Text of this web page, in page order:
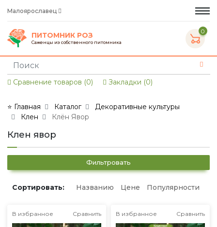
Малоярославец
ПИТОМНИК РОЗ
Саженцы из собственного питомника
0
Сравнение товаров (0) Закладки (0)
⭐ Главная Каталог
Декоративные культуры
Клен
Клён Явор
Клен явор
Фильтровать
Сортировать: Названию Цене Популярности
В избранное Сравнить В избранное Сравнить